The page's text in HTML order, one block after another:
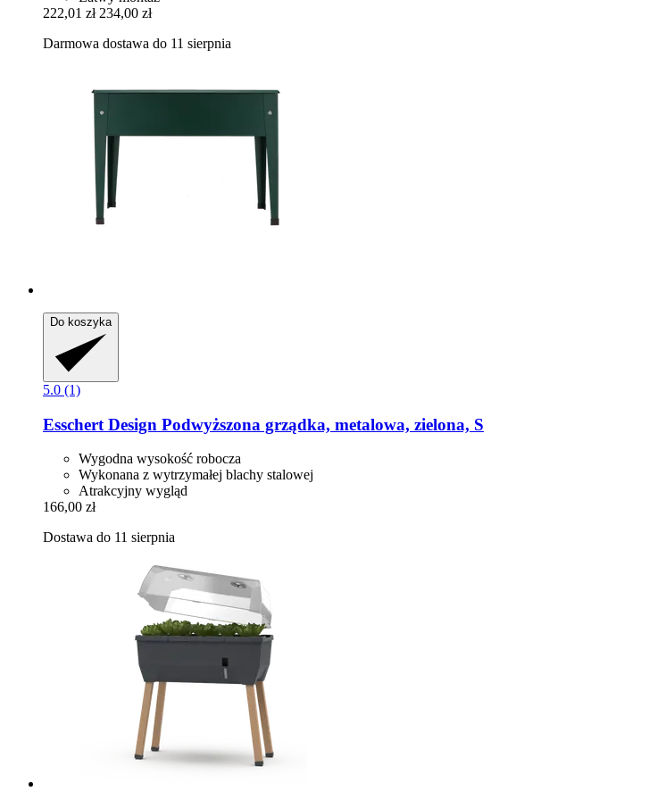
222,01 zł 234,00 zł
Darmowa dostawa do 11 sierpnia
Do koszyka
5.0 (1)
Esschert Design Podwyższona grządka, metalowa, zielona, S
Wygodna wysokość robocza
Wykonana z wytrzymałej blachy stalowej
Atrakcyjny wygląd
166,00 zł
Dostawa do 11 sierpnia